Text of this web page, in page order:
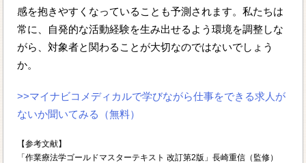
感を抱きやすくなっていることも予測されます。私たちは
常に、自発的な活動経験を生み出せるよう環境を調整しな
がら、対象者と関わることが大切なのではないでしょう
か。
>>マイナビコメディカルで学びながら仕事をできる求人が
ないか聞いてみる（無料）
【参考文献】
「作業療法学ゴールドマスターテキスト 改訂第2版」長崎重信（監修）